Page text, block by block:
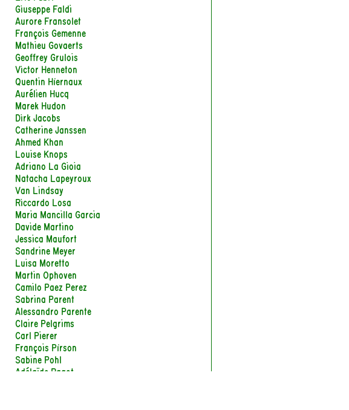
Giuseppe Faldi
Aurore Fransolet
François Gemenne
Mathieu Govaerts
Geoffrey Grulois
Victor Henneton
Quentin Hiernaux
Aurélien Hucq
Marek Hudon
Dirk Jacobs
Catherine Janssen
Ahmed Khan
Louise Knops
Adriano La Gioia
Natacha Lapeyroux
Van Lindsay
Riccardo Losa
Maria Mancilla Garcia
Davide Martino
Jessica Maufort
Sandrine Meyer
Luisa Moretto
Martin Ophoven
Camilo Paez Perez
Sabrina Parent
Alessandro Parente
Claire Pelgrims
Carl Pierer
François Pirson
Sabine Pohl
Adélaïde Ragot